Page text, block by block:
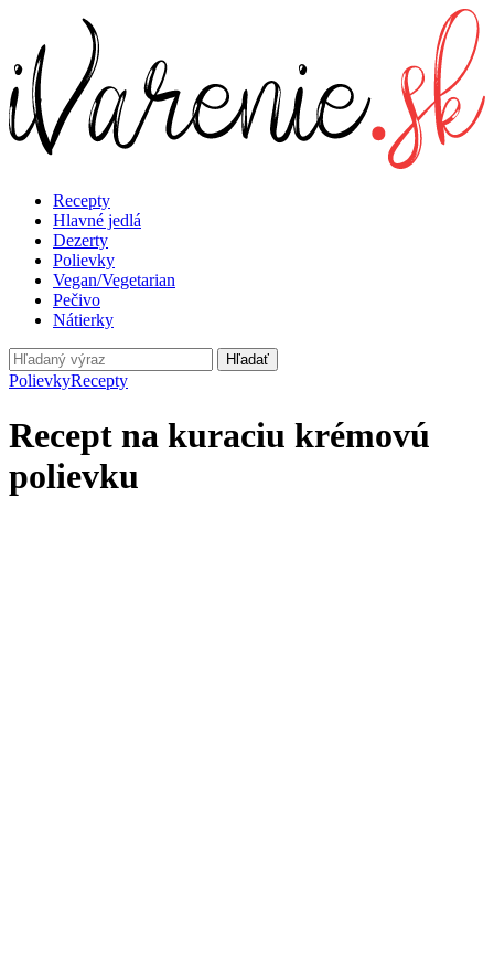
Recepty
Hlavné jedlá
Dezerty
Polievky
Vegan/Vegetarian
Pečivo
Nátierky
Hľadať
PolievkyRecepty
Recept na kuraciu krémovú
polievku